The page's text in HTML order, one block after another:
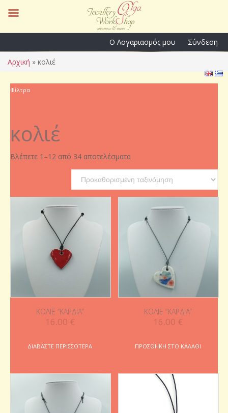
Ο Λογαριασμός μου Σύνδεση
Αρχική » κολιέ
Φίλτρα
κολιέ
Βλέπετε 1–12 από 34 αποτελέσματα
ΚΟΛΙΈ “ΚΑΡΔΙΆ”
16.00 €
ΔΙΑΒΆΣΤΕ ΠΕΡΙΣΣΌΤΕΡΑ
ΚΟΛΙΈ “ΚΑΡΔΙΆ”
16.00 €
ΠΡΟΣΘΉΚΗ ΣΤΟ ΚΑΛΆΘΙ